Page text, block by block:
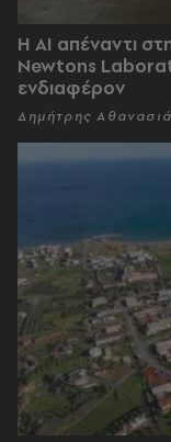
Η AI απέναντι
Newtons
ενδιαφέρον
Δημήτρης